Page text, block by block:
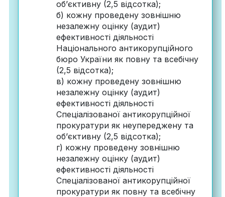
об’єктивну (2,5 відсотка);
б) кожну проведену зовнішню
незалежну оцінку (аудит)
ефективності діяльності
Національного антикорупційного
бюро України як повну та всебічну
(2,5 відсотка);
в) кожну проведену зовнішню
незалежну оцінку (аудит)
ефективності діяльності
Спеціалізованої антикорупційної
прокуратури як неупереджену та
об’єктивну (2,5 відсотка);
г) кожну проведену зовнішню
незалежну оцінку (аудит)
ефективності діяльності
Спеціалізованої антикорупційної
прокуратури як повну та всебічну